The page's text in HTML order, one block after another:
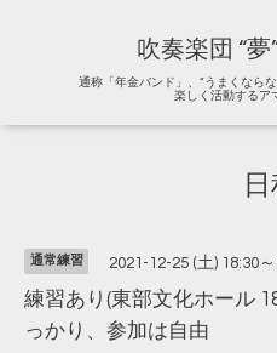
吹奏楽団 “夢
通称「年金バンド」、“うまくなら
楽しく活動するア
通常練習 2021-12-25 (土) 18:30
練習あり(東部文化ホール
っかり、参加は自由